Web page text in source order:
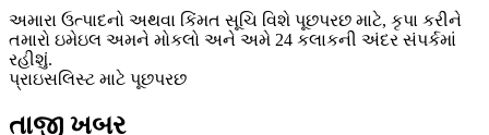
અમારા ઉત્પાદનો અથવા કિંમત સૂચિ વિશે પૂછપરછ માટે, કૃપા કરીને
તમારો ઇમેઇલ અમને મોકલો અને અમે 24 કલાકની અંદર સંપર્કમાં
રહીશું.
પ્રાઇસલિસ્ટ માટે પૂછપરછ
તાજી ખબર